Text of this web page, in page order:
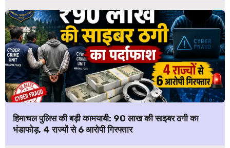
हिमाचल पुलिस की बड़ी कामयाबी: ₹90 लाख की साइबर ठगी का
भंडाफोड़, 4 राज्यों से 6 आरोपी गिरफ्तार